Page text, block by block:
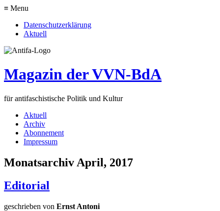
≡ Menu
Datenschutzerklärung
Aktuell
Magazin der VVN-BdA
für antifaschistische Politik und Kultur
Aktuell
Archiv
Abonnement
Impressum
Monatsarchiv April, 2017
Editorial
geschrieben von Ernst Antoni